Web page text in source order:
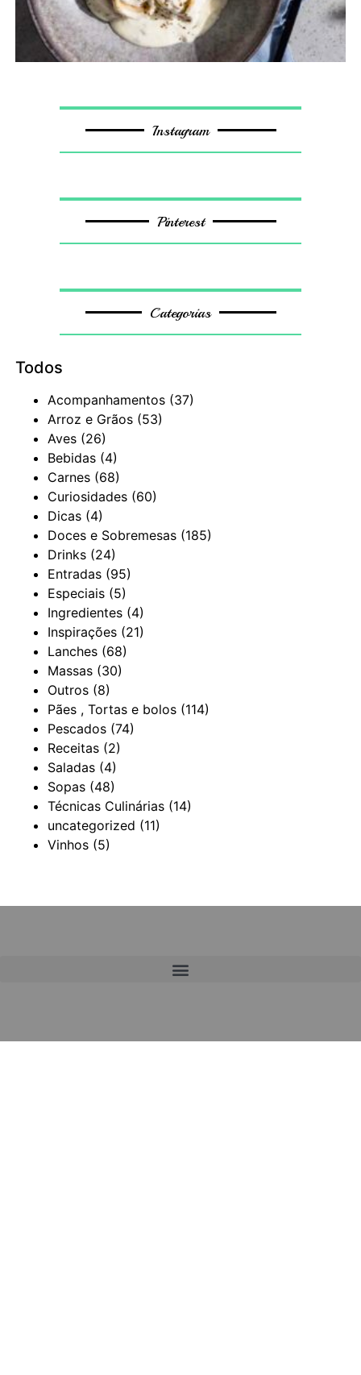
Instagram
Pinterest
Categorias
Todos
Acompanhamentos (37)
Arroz e Grãos (53)
Aves (26)
Bebidas (4)
Carnes (68)
Curiosidades (60)
Dicas (4)
Doces e Sobremesas (185)
Drinks (24)
Entradas (95)
Especiais (5)
Ingredientes (4)
Inspirações (21)
Lanches (68)
Massas (30)
Outros (8)
Pães , Tortas e bolos (114)
Pescados (74)
Receitas (2)
Saladas (4)
Sopas (48)
Técnicas Culinárias (14)
uncategorized (11)
Vinhos (5)